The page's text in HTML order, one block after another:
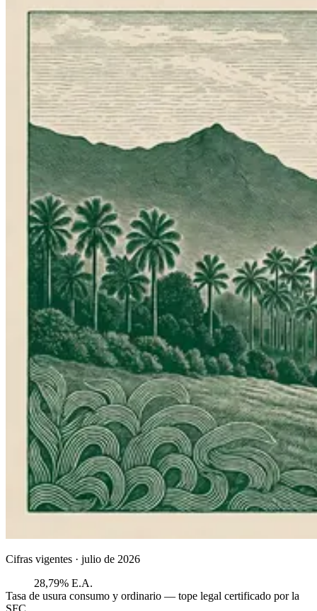
Cifras vigentes · julio de 2026
28,79% E.A.
Tasa de usura consumo y ordinario — tope legal certificado por la
SFC